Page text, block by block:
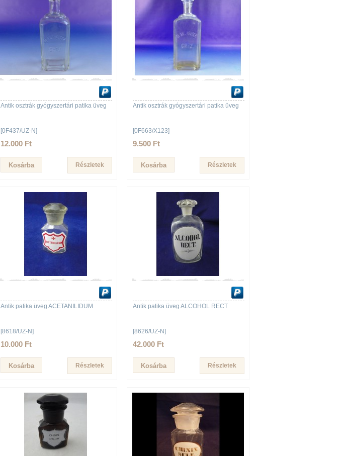
Antik osztrák gyógyszertári patika üveg
[0F437/UZ-N]
12.000 Ft
Részletek
Antik osztrák gyógyszertári patika üveg
[0F663/X123]
9.500 Ft
Részletek
Antik patika üveg ACETANILIDUM
[8618/UZ-N]
10.000 Ft
Részletek
Antik patika üveg ALCOHOL RECT
[8626/UZ-N]
42.000 Ft
Részletek